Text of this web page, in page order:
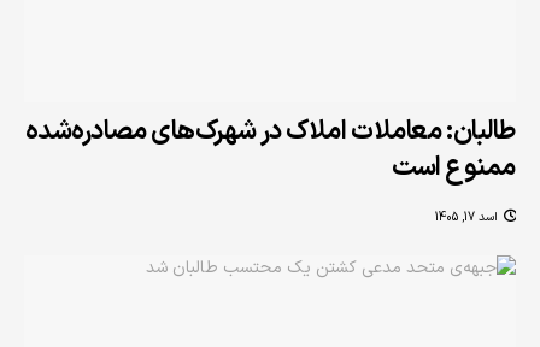
طالبان: معاملات املاک در شهرک‌های مصادره‌شده
ممنوع است
اسد 17, 1405